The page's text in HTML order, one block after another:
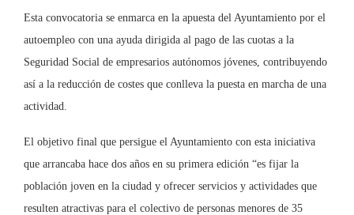
Esta convocatoria se enmarca en la apuesta del Ayuntamiento por el
autoempleo con una ayuda dirigida al pago de las cuotas a la
Seguridad Social de empresarios autónomos jóvenes, contribuyendo
así a la reducción de costes que conlleva la puesta en marcha de una
actividad.
El objetivo final que persigue el Ayuntamiento con esta iniciativa
que arrancaba hace dos años en su primera edición “es fijar la
población joven en la ciudad y ofrecer servicios y actividades que
resulten atractivas para el colectivo de personas menores de 35